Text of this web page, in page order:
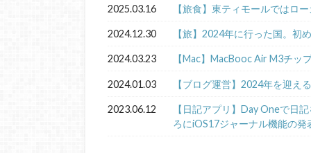
2025.03.16 【旅食】東ティモールではロ
2024.12.30 【旅】2024年に行った国。初
2024.03.23 【Mac】MacBooc Air M3チッ
2024.01.03 【ブログ運営】2024年を迎え
2023.06.12
【日記アプリ】Day Oneで日
ろにiOS17ジャーナル機能の発